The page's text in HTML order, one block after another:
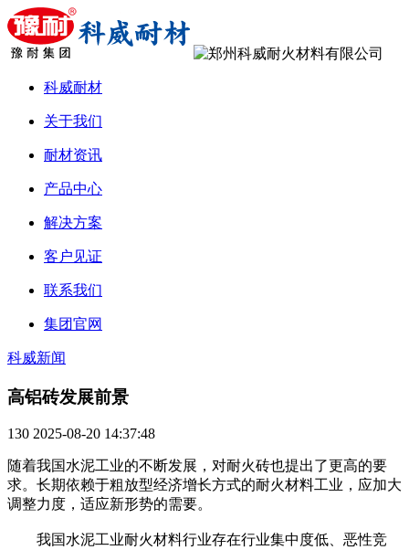
科威耐材
关于我们
耐材资讯
产品中心
解决方案
客户见证
联系我们
集团官网
科威新闻
高铝砖发展前景
130 2025-08-20 14:37:48
随着我国水泥工业的不断发展，对耐火砖也提出了更高的要
求。长期依赖于粗放型经济增长方式的耐火材料工业，应加大
调整力度，适应新形势的需要。
我国水泥工业耐火材料行业存在行业集中度低、恶性竞